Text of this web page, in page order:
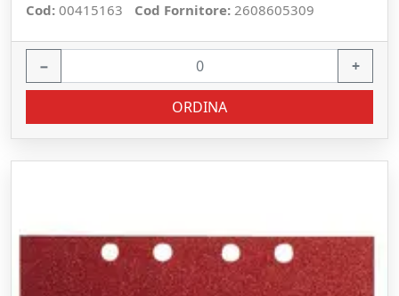
Cod: 00415163 Cod Fornitore: 2608605309
− +
ORDINA